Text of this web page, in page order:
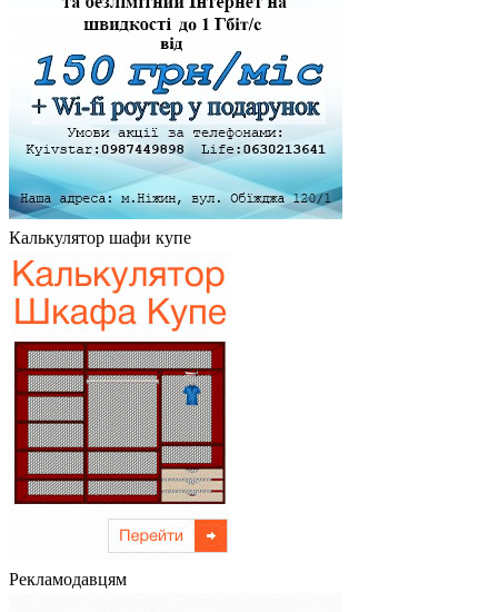
Калькулятор шафи купе
Рекламодавцям